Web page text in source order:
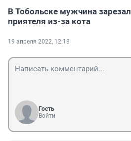
В Тобольске мужчина зарезал
приятеля из-за кота
19 апреля 2022, 12:18
Гость
Войти